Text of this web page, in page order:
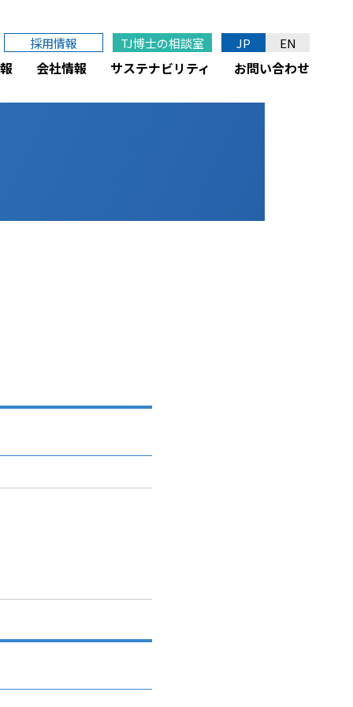
採用情報 TJ博士の相談室 JP EN
会社情報 サステナビリティ お問い合わせ